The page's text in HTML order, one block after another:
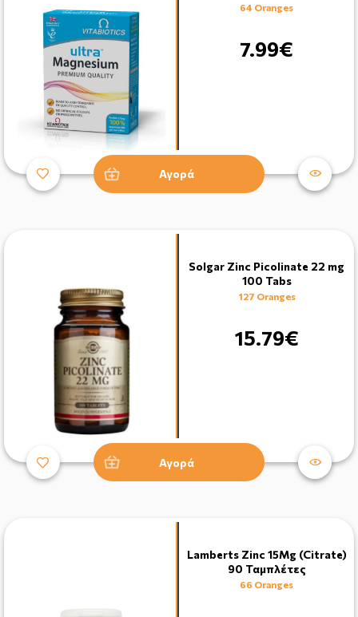
64 Oranges
7.99€
Αγορά
Solgar Zinc Picolinate 22 mg
100 Tabs
127 Oranges
15.79€
Αγορά
Lamberts Zinc 15Mg (Citrate)
90 Ταμπλέτες
66 Oranges